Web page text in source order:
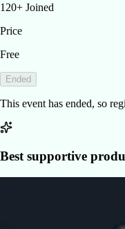
120+ Joined
Price
Free
Ended
This event has ended, so
Best supportive